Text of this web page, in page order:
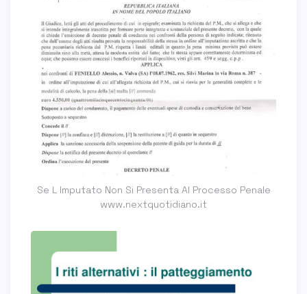
Se L Imputato Non Si Presenta Al Processo Penale
www.nextquotidiano.it